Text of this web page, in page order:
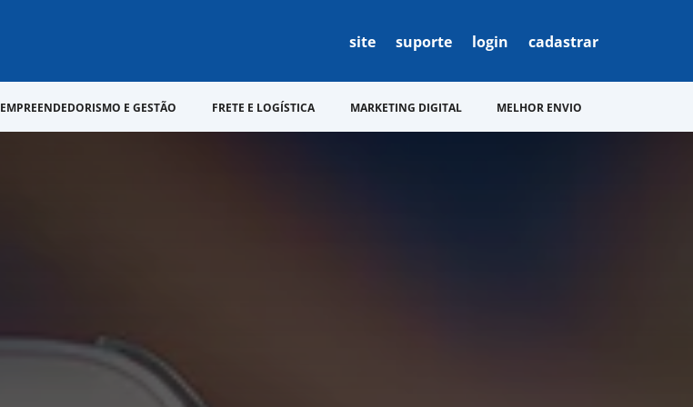
site suporte login cadastrar
EMPREENDEDORISMO E GESTÃO FRETE E LOGÍSTICA MARKETING DIGITAL MELHOR ENVIO